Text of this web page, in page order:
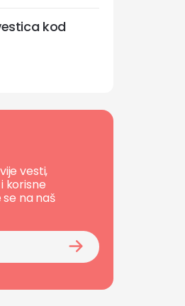
kod
vesti,
korisne
na naš